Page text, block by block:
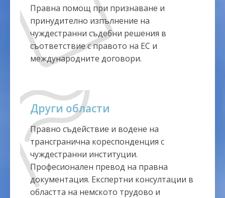
Правна помощ при признаване и
принудително изпълнение на
чуждестранни съдебни решения в
съответствие с правото на ЕС и
международните договори.
Други области
Правно съдействие и водене на
трансгранична кореспонденция с
чуждестранни институции.
Професионален превод на правна
документация. Експертни консултации в
областта на немското трудово и